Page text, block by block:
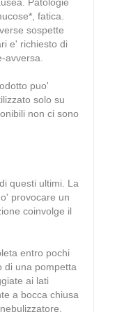
fatica.
sospette
e' richiesto di
puo'
solo su
non ci sono
questi ultimi. La
provocare un
coinvolge il
entro pochi
di una pompetta
ai lati
a bocca chiusa